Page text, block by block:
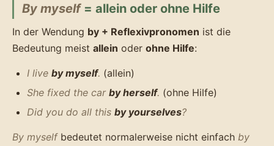
By myself= allein oder ohne Hilfe
In der Wendung by + Reflexivpronomen ist die
Bedeutung meist allein oder ohne Hilfe:
I live by myself. (allein)
She fixed the car by herself. (ohne Hilfe)
Did you do all this by yourselves?
By myselfbedeutet normalerweise nicht einfach by